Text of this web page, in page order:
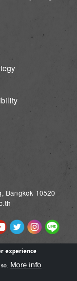
Bangkok 10520
ImageImageImage
experience
More info